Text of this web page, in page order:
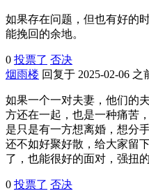
如果存在问题，但也有好的
能挽回的余地。
0 投票了 否决
烟雨楼 回复于 2025-02-06 之
如果一个一对夫妻，他们的
方还在一起，也是一种痛苦
是只是有一方想离婚，想分
还不如好聚好散，给大家留
了，也能很好的面对，强扭
0 投票了 否决